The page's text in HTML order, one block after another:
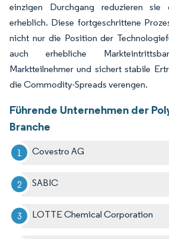
einzigen Durchgang reduzieren sie
erheblich. Diese fortgeschrittene
nicht nur die Position der
auch erhebliche
Marktteilnehmer und sichert stabile
die Commodity-Spreads verengen.
Führende Unternehmen der
Branche
Covestro AG
SABIC
LOTTE Chemical Corporation